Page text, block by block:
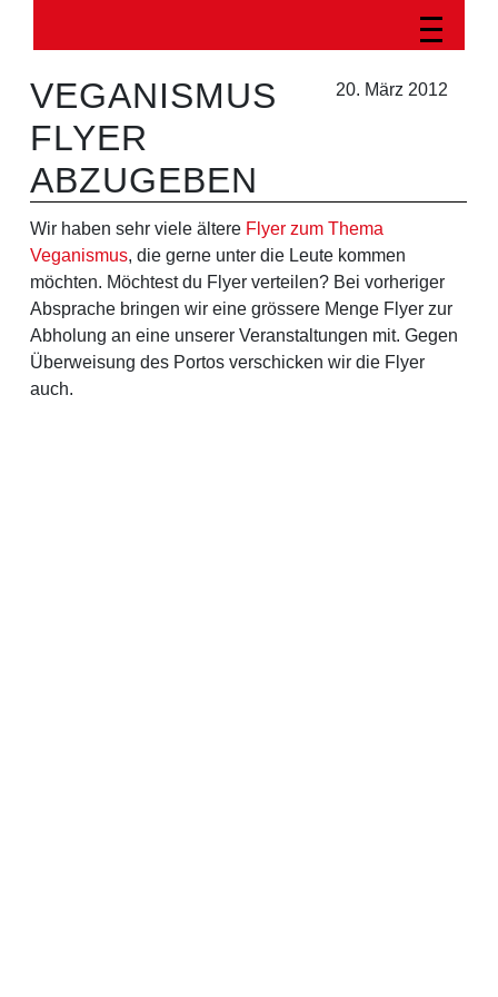
20. März 2012
VEGANISMUS
FLYER
ABZUGEBEN
Wir haben sehr viele ältere Flyer zum Thema
Veganismus, die gerne unter die Leute kommen
möchten. Möchtest du Flyer verteilen? Bei vorheriger
Absprache bringen wir eine grössere Menge Flyer zur
Abholung an eine unserer Veranstaltungen mit. Gegen
Überweisung des Portos verschicken wir die Flyer
auch.